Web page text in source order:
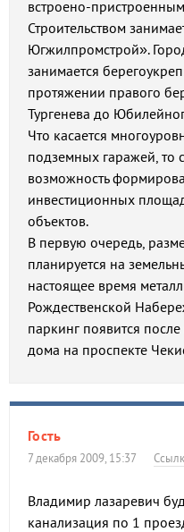
встроено-
Строительством
Югжилпромстрой».
занимается
протяжении правого
Тургенева до
Что касается
подземных гаражей, то
возможность
инвестиционных
объектов.
В первую очередь,
планируется на
настоящее время
Рождественской
паркинг появится
дома на проспекте
Гость
7 декабря 2009, 15:37
Владимир лазаревич
канализация по 1